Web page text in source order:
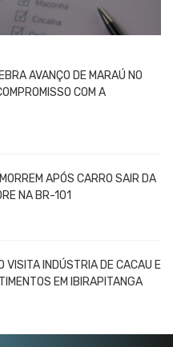
AVANÇO DE MARAÚ NO
COM A
APÓS CARRO SAIR DA
NA BR-101
VISITA INDÚSTRIA DE CACAU E
EM IBIRAPITANGA